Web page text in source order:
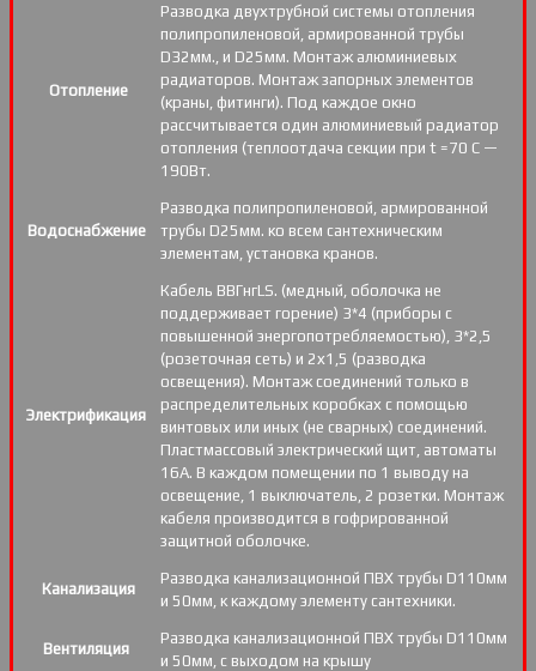
Отопление
Разводка двухтрубной системы отопления
полипропиленовой, армированной трубы
D32мм., и D25мм. Монтаж алюминиевых
радиаторов. Монтаж запорных элементов
(краны, фитинги). Под каждое окно
рассчитывается один алюминиевый радиатор
отопления (теплоотдача секции при t =70 С —
190Вт.
Водоснабжение
Разводка полипропиленовой, армированной
трубы D25мм. ко всем сантехническим
элементам, установка кранов.
Электрификация
Кабель ВВГнгLS. (медный, оболочка не
поддерживает горение) 3*4 (приборы с
повышенной энергопотребляемостью), 3*2,5
(розеточная сеть) и 2х1,5 (разводка
освещения). Монтаж соединений только в
распределительных коробках с помощью
винтовых или иных (не сварных) соединений.
Пластмассовый электрический щит, автоматы
16А. В каждом помещении по 1 выводу на
освещение, 1 выключатель, 2 розетки. Монтаж
кабеля производится в гофрированной
защитной оболочке.
Канализация
Разводка канализационной ПВХ трубы D110мм
и 50мм, к каждому элементу сантехники.
Вентиляция
Разводка канализационной ПВХ трубы D110мм
и 50мм, с выходом на крышу